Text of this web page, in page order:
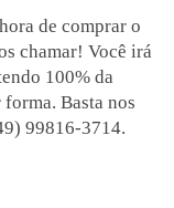
de comprar o
chamar! Você irá
100% da
Basta nos
99816-3714.